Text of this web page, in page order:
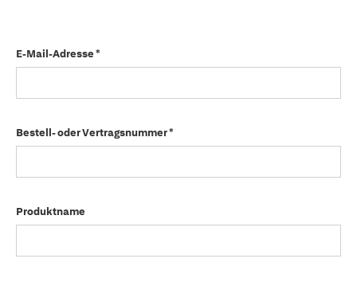
E-Mail-Adresse *
Bestell- oder Vertragsnummer *
Produktname